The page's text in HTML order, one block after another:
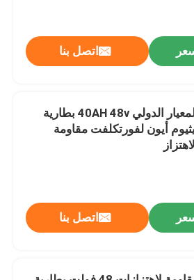
شوكية
اتصل بنا
المعيار الدولي 40AH 48v بطارية
أيون لفورتكلفت مقاومة
الاهتزاز
اتصل بنا